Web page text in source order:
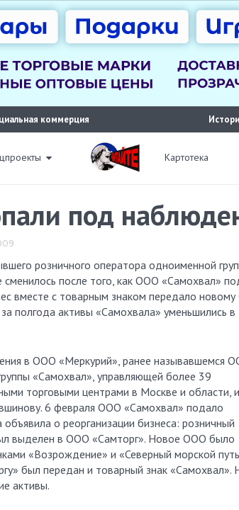
коммерция
Картотека
под
после того, как ООО «Самохвал»
вместе с товарным знаком передало
полгода активы «Самохвала» уменьшились в
в ООО «Меркурий», ранее называвшемся
«Самохвал», управляющей более 39
торговыми центрами в Москве и области, и
6 февраля ООО «Самохвал» подало
о реорганизации бизнеса: розничный
выделен в ООО «Самторг». Новое ООО было
«Возрождение» и «Северный морской
был передан и товарный знак «Самохвал».
активы.